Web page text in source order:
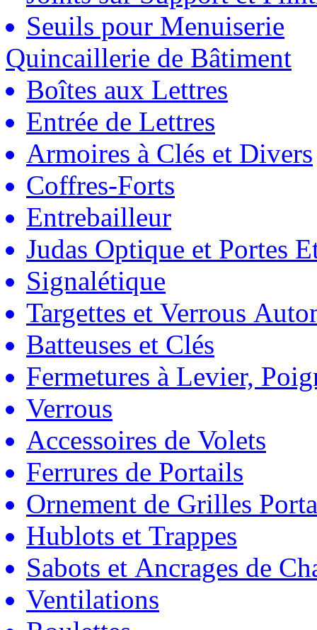
Seuils pour Menuiserie
Quincaillerie de Bâtiment
Boîtes aux Lettres
Entrée de Lettres
Armoires à Clés et Divers
Coffres-Forts
Entrebailleur
Judas Optique et Portes
Signalétique
Targettes et Verrous
Batteuses et Clés
Fermetures à Levier,
Verrous
Accessoires de Volets
Ferrures de Portails
Ornement de Grilles
Hublots et Trappes
Sabots et Ancrages de
Ventilations